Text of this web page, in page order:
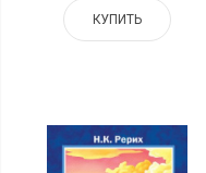
КУПИТЬ